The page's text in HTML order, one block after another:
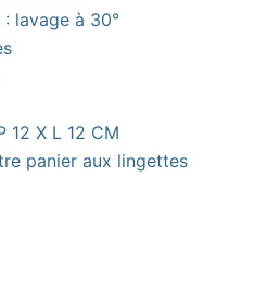
: lavage à 30°
12 X L 12 CM
panier aux lingettes